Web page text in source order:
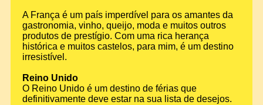
A França é um país imperdível para os amantes da
gastronomia, vinho, queijo, moda e muitos outros
produtos de prestígio. Com uma rica herança
histórica e muitos castelos, para mim, é um destino
irresistível.
Reino Unido
O Reino Unido é um destino de férias que
definitivamente deve estar na sua lista de desejos.